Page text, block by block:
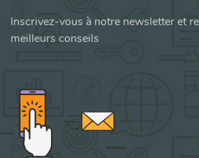
Inscrivez-vous à notre newsletter et
meilleurs conseils